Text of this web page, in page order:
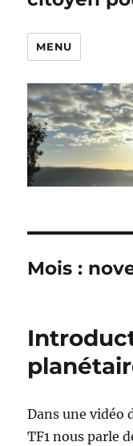
MENU
Mois :
Dans une vidéo
TF1 nous parle